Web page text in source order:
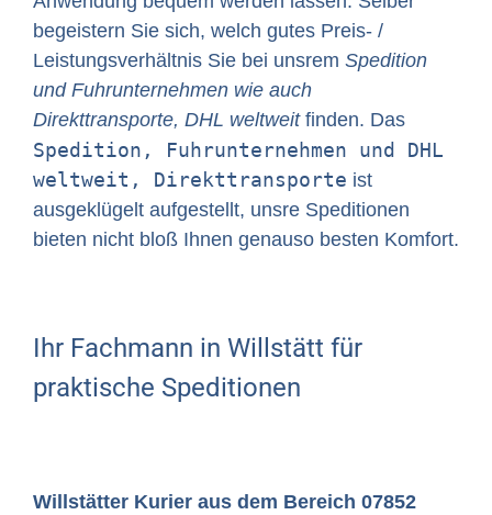
begeistern Sie sich, welch gutes Preis- /
Leistungsverhältnis Sie bei unsrem Spedition
und Fuhrunternehmen wie auch
Direkttransporte, DHL weltweitfinden. Das
Spedition, Fuhrunternehmen und DHL
weltweit, Direkttransporte ist
ausgeklügelt aufgestellt, unsre Speditionen
bieten nicht bloß Ihnen genauso besten Komfort.
Ihr Fachmann in Willstätt für
praktische Speditionen
Willstätter Kurier aus dem Bereich 07852